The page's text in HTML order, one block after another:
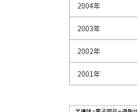
2004年
2003年
2002年
2001年